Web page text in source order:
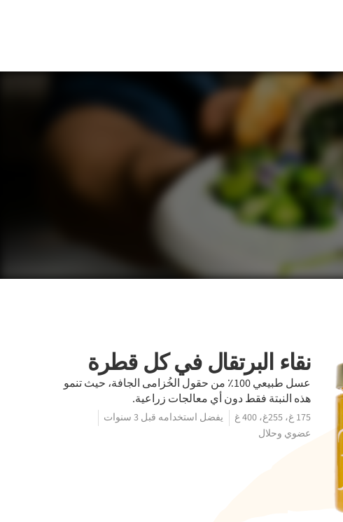
ﻧﻘﺎء البرتقال ﻓﻲ كل قطرة
عسل طبيعي 100٪ من حقول الخُزامى الجافة، حيث تنمو
هذه النبتة فقط دون أي معالجات زراعية.
175 غ، 255غ، 400 غ
يفضل استخدامه قبل 3 سنوات
عضوي وحلال